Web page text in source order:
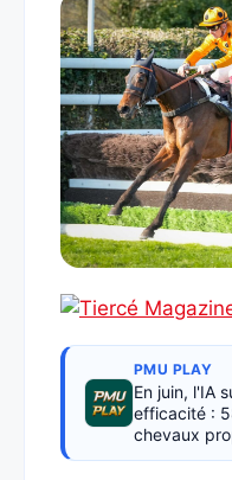
PMU PLAY
En juin, l'IA
efficacité :
chevaux